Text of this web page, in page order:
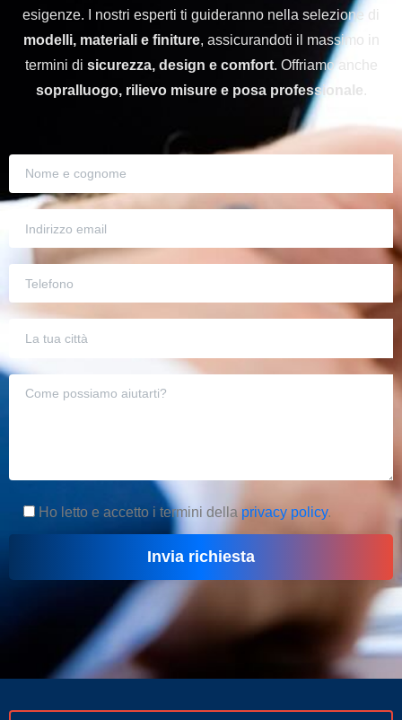
esigenze. I nostri esperti ti guideranno nella selezione di
modelli, materiali e finiture, assicurandoti il massimo in
termini di sicurezza, design e comfort. Offriamo anche
sopralluogo, rilievo misure e posa professionale.
Ho letto e accetto i termini della privacy policy.